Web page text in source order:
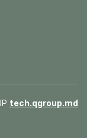
tech.qgroup.md